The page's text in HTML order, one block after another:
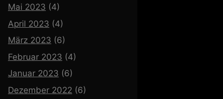
Mai 2023 (4)
April 2023 (4)
März 2023 (6)
Februar 2023 (4)
Januar 2023 (6)
Dezember 2022 (6)